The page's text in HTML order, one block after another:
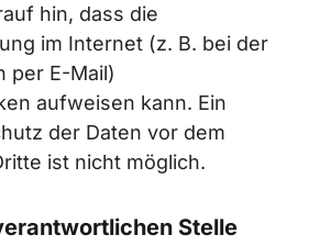
hin, dass die
im Internet (z. B. bei der
per E-Mail)
aufweisen kann. Ein
der Daten vor dem
ist nicht möglich.
Stelle